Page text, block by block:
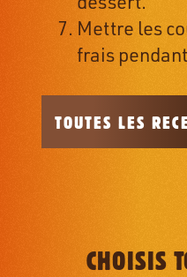
Mettre les
frais
TOUTES LES
CHOISIS